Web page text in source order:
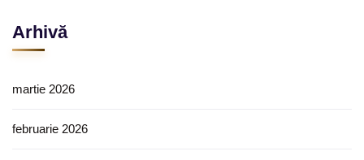
Arhivă
martie 2026
februarie 2026